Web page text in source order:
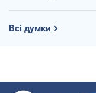
Всі думки